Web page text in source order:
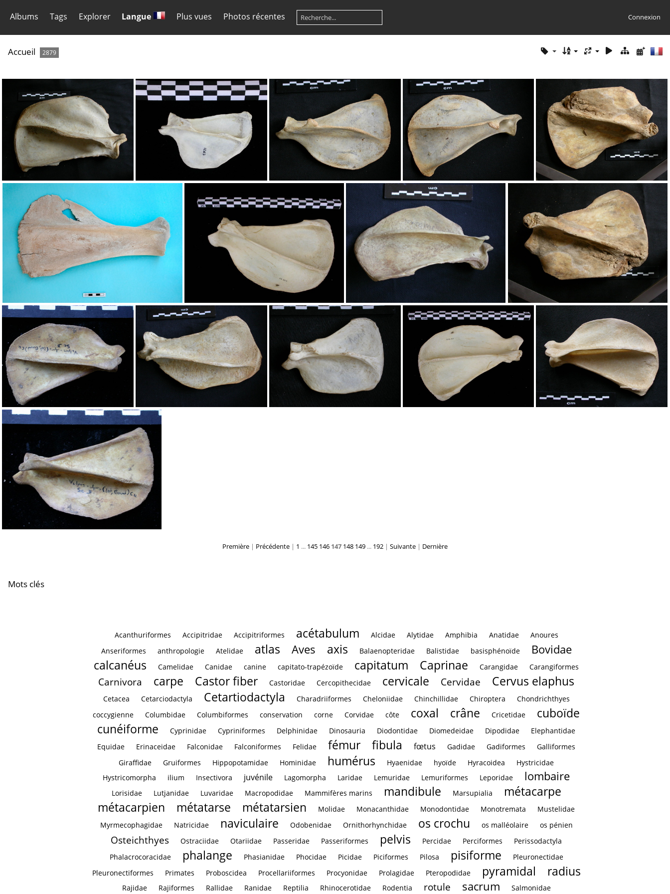
Albums Tags Explorer Langue Plus vues Photos récentes Connexion
Accueil 2879
Scapula : vue latérale Scapula : vue latérale Scapula : vue latérale Scapula : vue latérale Scapula : vue latérale
Scapula : vue latérale Scapula : vue latérale Scapula : vue latérale Scapula : vue latérale
Scapula : vue latérale
Première | Précédente | 1 ... 145 146 147 148 149 ... 192 | Suivante | Dernière
Mots clés
Acanthuriformes Accipitridae Accipitriformes acétabulum Alcidae Alytidae Amphibia Anatidae
Anoures
Anseriformes
anthropologie Atelidae atlas Aves axis Balaenopteridae Balistidae basisphénoïde Bovidae
calcanéus Camelidae Canidae canine capitato-trapézoïde capitatum Caprinae Carangidae Carangiformes
Carnivora carpe Castor fiber Castoridae Cercopithecidae cervicale Cervidae Cervus elaphus
Cetacea Cetarciodactyla Cetartiodactyla Charadriiformes Cheloniidae Chinchillidae Chiroptera
Chondrichthyes
coccygienne
Columbidae Columbiformes conservation corne Corvidae côte coxal crâne Cricetidae
cuboïde
cunéiforme
Cyprinidae Cypriniformes Delphinidae Dinosauria Diodontidae Diomedeidae Dipodidae
Elephantidae
Equidae
Erinaceidae Falconidae Falconiformes Felidae fémur fibula fœtus Gadidae Gadiformes
Galliformes
Giraffidae
Gruiformes Hippopotamidae Hominidae humérus Hyaenidae hyoïde Hyracoidea
Hystricidae
Hystricomorpha
ilium Insectivora juvénile Lagomorpha Laridae Lemuridae Lemuriformes Leporidae lombaire
Lorisidae Lutjanidae Luvaridae Macropodidae Mammifères marins mandibule Marsupialia
métacarpe
métacarpien
métatarse métatarsien Molidae Monacanthidae Monodontidae Monotremata
Mustelidae
Myrmecophagidae
Natricidae naviculaire Odobenidae Ornithorhynchidae os crochu os malléolaire os pénien
Osteichthyes Ostraciidae Otariidae Passeridae Passeriformes pelvis Percidae Perciformes
Perissodactyla
Phalacrocoracidae
phalange Phasianidae Phocidae Picidae Piciformes Pilosa pisiforme
Pleuronectidae
Pleuronectiformes
Primates Proboscidea Procellariiformes Procyonidae Prolagidae Pteropodidae pyramidal radius
Rajidae Rajiformes Rallidae Ranidae Reptilia Rhinocerotidae Rodentia rotule sacrum Salmonidae